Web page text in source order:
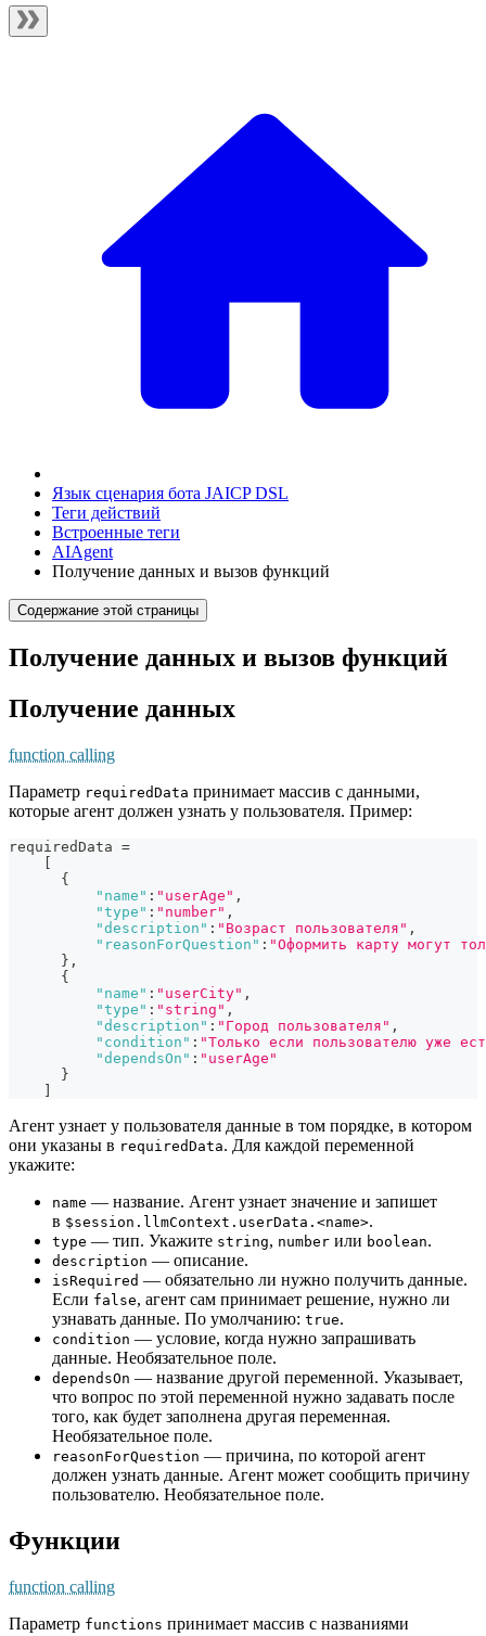
Язык сценария бота JAICP DSL
Теги действий
Встроенные теги
AIAgent
Получение данных и вызов функций
Содержание этой страницы
Получение данных и вызов функций
Получение данных
function calling
Параметр requiredData принимает массив с данными,
которые агент должен узнать у пользователя. Пример:
requiredData =
[
{
"name" : "userAge" ,
"type" : "number" ,
"description" : "Возраст пользователя" ,
"reasonForQuestion" : "Оформить карту могут
} ,
{
"name" : "userCity" ,
"type" : "string" ,
"description" : "Город пользователя" ,
"condition" : "Только если пользователю уже
"dependsOn" : "userAge"
}
]
Агент узнает у пользователя данные в том порядке, в котором
они указаны в requiredData. Для каждой переменной
укажите:
name — название. Агент узнает значение и запишет
в $session.llmContext.userData.<name>.
type — тип. Укажите string, number или boolean.
description — описание.
isRequired — обязательно ли нужно получить данные.
Если false, агент сам принимает решение, нужно ли
узнавать данные. По умолчанию: true.
condition — условие, когда нужно запрашивать
данные. Необязательное поле.
dependsOn — название другой переменной. Указывает,
что вопрос по этой переменной нужно задавать после
того, как будет заполнена другая переменная.
Необязательное поле.
reasonForQuestion — причина, по которой агент
должен узнать данные. Агент может сообщить причину
пользователю. Необязательное поле.
Функции
function calling
Параметр functions принимает массив с названиями